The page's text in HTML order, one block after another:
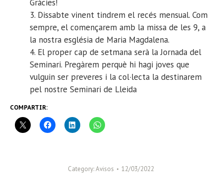
Gràcies!
3. Dissabte vinent tindrem el recés mensual. Com
sempre, el començarem amb la missa de les 9, a
la nostra església de Maria Magdalena.
4. El proper cap de setmana serà la Jornada del
Seminari. Pregàrem perquè hi hagi joves que
vulguin ser preveres i la col·lecta la destinarem
pel nostre Seminari de Lleida
COMPARTIR:
Category:Avisos 12/03/2022